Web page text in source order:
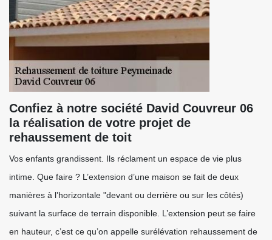
Confiez à notre société David Couvreur 06
la réalisation de votre projet de
rehaussement de toit
Vos enfants grandissent. Ils réclament un espace de vie plus
intime. Que faire ? L’extension d’une maison se fait de deux
manières à l’horizontale "devant ou derrière ou sur les côtés)
suivant la surface de terrain disponible. L’extension peut se faire
en hauteur, c’est ce qu’on appelle surélévation rehaussement de